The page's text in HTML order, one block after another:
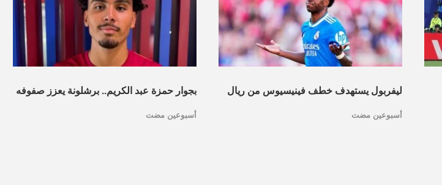
ليفربول يستهدف خطف فينيسيوس من ريال
أسبوعين مضت
بجوار حمزة عبد الكريم.. برشلونة يعزز صفوفه
أسبوعين مضت